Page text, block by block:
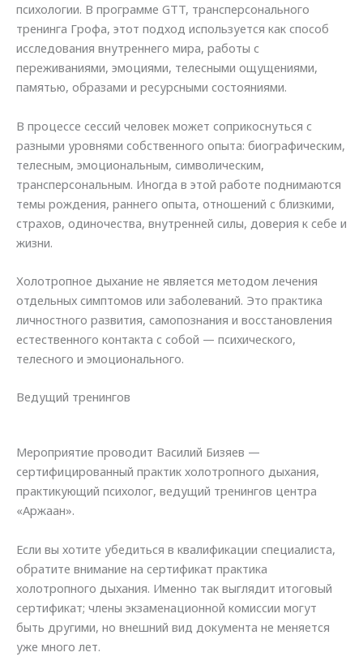
психологии. В программе GTT, трансперсонального
тренинга Грофа, этот подход используется как способ
исследования внутреннего мира, работы с
переживаниями, эмоциями, телесными ощущениями,
памятью, образами и ресурсными состояниями.
В процессе сессий человек может соприкоснуться с
разными уровнями собственного опыта: биографическим,
телесным, эмоциональным, символическим,
трансперсональным. Иногда в этой работе поднимаются
темы рождения, раннего опыта, отношений с близкими,
страхов, одиночества, внутренней силы, доверия к себе и
жизни.
Холотропное дыхание не является методом лечения
отдельных симптомов или заболеваний. Это практика
личностного развития, самопознания и восстановления
естественного контакта с собой — психического,
телесного и эмоционального.
Ведущий тренингов
Мероприятие проводит Василий Бизяев —
сертифицированный практик холотропного дыхания,
практикующий психолог, ведущий тренингов центра
«Аржаан».
Если вы хотите убедиться в квалификации специалиста,
обратите внимание на сертификат практика
холотропного дыхания. Именно так выглядит итоговый
сертификат; члены экзаменационной комиссии могут
быть другими, но внешний вид документа не меняется
уже много лет.